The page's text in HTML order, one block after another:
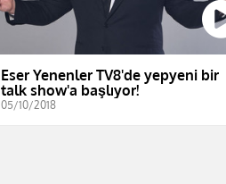
Eser Yenenler TV8'de yepyeni bir
talk show'a başlıyor!
05/10/2018